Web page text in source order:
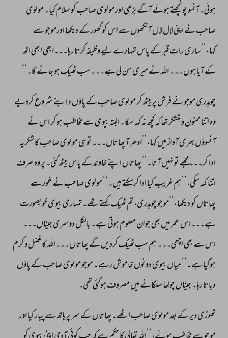
ہوئی۔ آنسو پونچھتے ہوئے آگے بڑھی اور مولوی صاحب کو سلام کیا۔ مولوی
صاحب نے اپنی لال لال آنکھوں سے اس کو گھور کے دیکھا اورموجو سے
کہا،’’ساری رات قبر کے پاس تمہارے لیے وظیفہ کرتا رہا۔۔۔ابھی ابھی اٹھ
کے آیا ہوں۔۔۔ اللہ نے میری سن لی ہے۔۔۔ سب ٹھیک ہو جائے گا۔‘‘
چوہدری موجو نے فرش پر بیٹھ کر مولوی صاحب کے پاؤں د ابنے شروع کردیے
وہ اتنا ممنون و متشکر تھا کہ کچھ نہ کہہ سکا۔ البتہ بیوی سے مخاطب ہو کر اس نے
آنسوؤں بھری آواز میں کہا،’’ادھر آ پھاتاں۔۔۔ تو ہی مولوی صاحب کا شکریہ
ادا کر۔۔۔مجھے تو نہیں آتا۔‘‘ پھاتاں اپنے خاوند کے پاس بیٹھ گئی۔ پر وہ صرف
اتنا کہہ سکی،’’ہم غریب کیا ادا کرسکتے ہیں۔‘‘ مولوی صاحب نے غور سے
پھاتاں کو دیکھا،’’موجو چوہدری، تم ٹھیک کہتے تھے۔ تمہاری بیوی خوبصورت
ہے۔۔۔اس عمر میں بھی جوان معلوم ہوتی ہے۔ بالکل دوسری جیناں۔۔۔
اس سے بھی اچھی۔۔۔ ہم سب ٹھیک کردیں گے پھاتاں۔۔۔اللہ کا فضل و کرم
ہوگیا ہے۔‘‘ میاں بیوی دونوں خاموش رہے۔ موجو مولوی صاحب کے پاؤں
دباتا رہا۔ جیناں چولھا سلگانے میں مصروف ہوگئی تھی۔
تھوڑی دیر کے بعد مولوی صاحب اٹھے۔ پھاتاں کے سر پر ہاتھ سے پیار کیا اور